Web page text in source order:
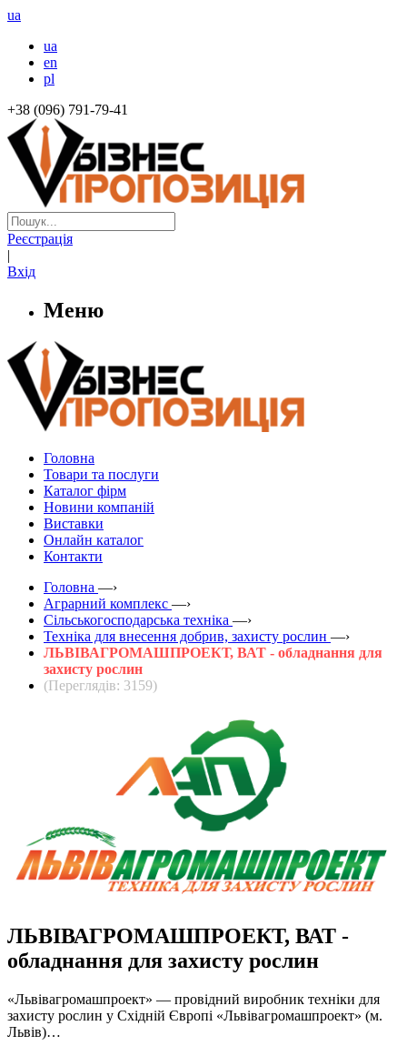
ua
ua
en
pl
+38 (096) 791-79-41
Реєстрація
|
Вхід
Меню
Головна
Товари та послуги
Каталог фірм
Новини компаній
Виставки
Онлайн каталог
Контакти
Головна —›
Аграрний комплекс —›
Сільськогосподарська техніка —›
Техніка для внесення добрив, захисту рослин —›
ЛЬВІВАГРОМАШПРОЕКТ, ВАТ - обладнання для
захисту рослин
(Переглядів: 3159)
ЛЬВІВАГРОМАШПРОЕКТ, ВАТ -
обладнання для захисту рослин
«Львівагромашпроект» — провідний виробник техніки для
захисту рослин у Східній Європі «Львівагромашпроект» (м.
Львів)…